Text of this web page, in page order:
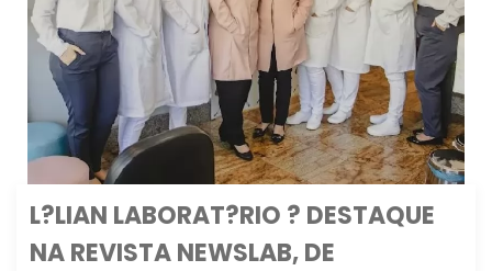
L?LIAN LABORAT?RIO ? DESTAQUE
NA REVISTA NEWSLAB, DE